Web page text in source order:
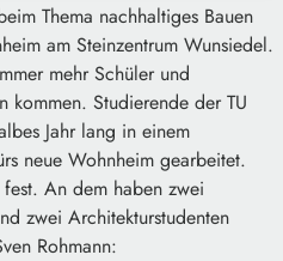
Thema nachhaltiges Bauen
am Steinzentrum Wunsiedel.
mehr Schüler und
Studierende der TU
Jahr lang in einem
neue Wohnheim gearbeitet.
An dem haben zwei
zwei Architekturstudenten
Rohmann: